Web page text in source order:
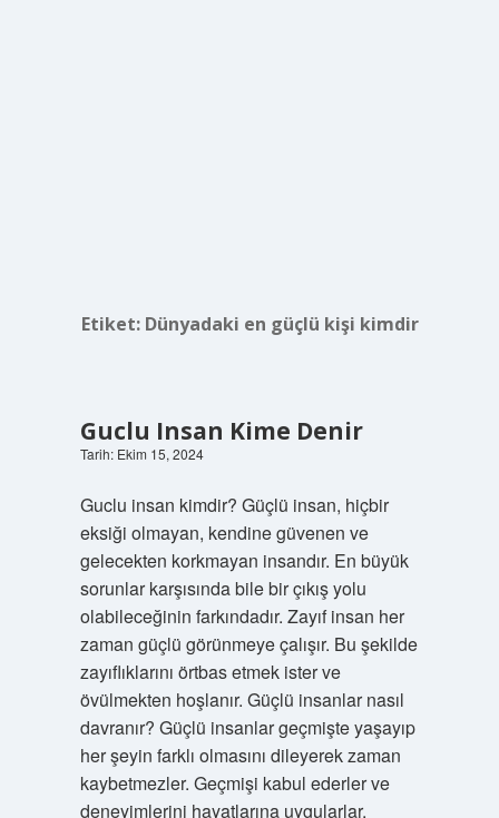
Etiket: Dünyadaki en güçlü kişi kimdir
Guclu Insan Kime Denir
Tarih: Ekim 15, 2024
Guclu insan kimdir? Güçlü insan, hiçbir
eksiği olmayan, kendine güvenen ve
gelecekten korkmayan insandır. En büyük
sorunlar karşısında bile bir çıkış yolu
olabileceğinin farkındadır. Zayıf insan her
zaman güçlü görünmeye çalışır. Bu şekilde
zayıflıklarını örtbas etmek ister ve
övülmekten hoşlanır. Güçlü insanlar nasıl
davranır? Güçlü insanlar geçmişte yaşayıp
her şeyin farklı olmasını dileyerek zaman
kaybetmezler. Geçmişi kabul ederler ve
deneyimlerini hayatlarına uygularlar.